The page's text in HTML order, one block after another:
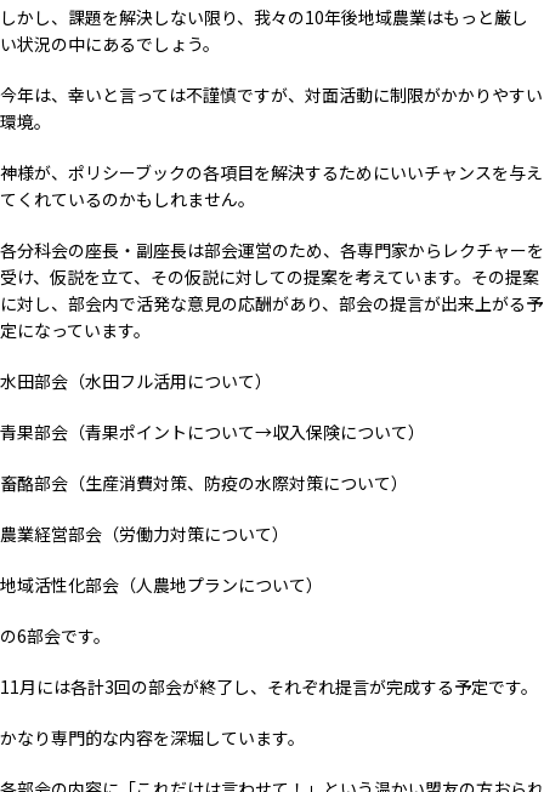
しかし、課題を解決しない限り、我々の10年後地域農業はもっと厳し
い状況の中にあるでしょう。
今年は、幸いと言っては不謹慎ですが、対面活動に制限がかかりやすい
環境。
神様が、ポリシーブックの各項目を解決するためにいいチャンスを与え
てくれているのかもしれません。
各分科会の座長・副座長は部会運営のため、各専門家からレクチャーを
受け、仮説を立て、その仮説に対しての提案を考えています。その提案
に対し、部会内で活発な意見の応酬があり、部会の提言が出来上がる予
定になっています。
水田部会（水田フル活用について）
青果部会（青果ポイントについて→収入保険について）
畜酪部会（生産消費対策、防疫の水際対策について）
農業経営部会（労働力対策について）
地域活性化部会（人農地プランについて）
の6部会です。
11月には各計3回の部会が終了し、それぞれ提言が完成する予定です。
かなり専門的な内容を深堀しています。